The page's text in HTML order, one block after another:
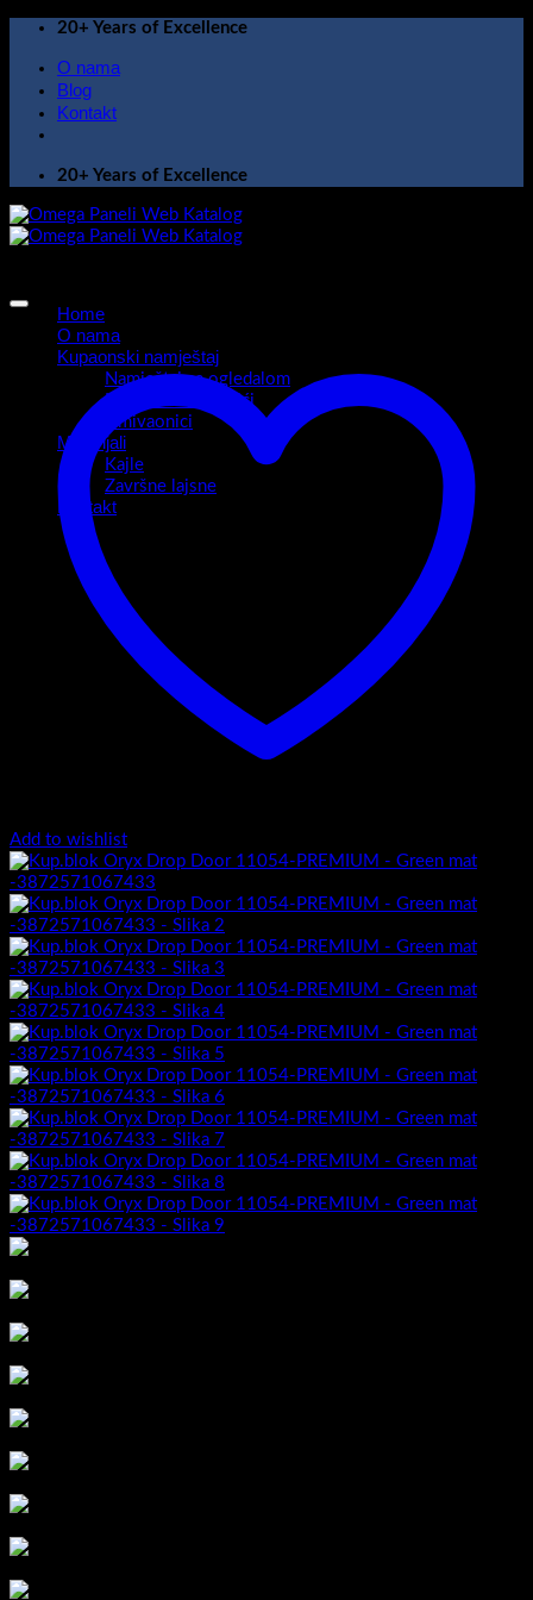
Skip
content
20+ Years of Excellence
O nama
Blog
Kontakt
20+ Years of Excellence
Home
O nama
Kupaonski namještaj
Namještaj sa ogledalom
Kupaonski ormarići
Umivaonici
Materijali
Kajle
Završne lajsne
Kontakt
Add to wishlist